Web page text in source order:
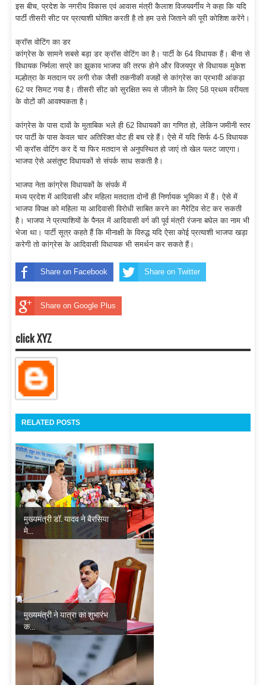
इस बीच, प्रदेश के नगरीय विकास एवं आवास मंत्री कैलाश विजयवर्गीय ने कहा कि यदि
पार्टी तीसरी सीट पर प्रत्याशी घोषित करती है तो हम उसे जिताने की पूरी कोशिश करेंगे।
क्रॉस वोटिंग का डर
कांग्रेस के सामने सबसे बड़ा डर क्रॉस वोटिंग का है। पार्टी के 64 विधायक हैं। बीना से
विधायक निर्मला सप्रे का झुकाव भाजपा की तरफ होने और विजयपुर से विधायक मुकेश
मल्होत्रा के मतदान पर लगी रोक जैसी तकनीकी वजहों से कांग्रेस का प्रभावी आंकड़ा
62 पर सिमट गया है। तीसरी सीट को सुरक्षित रूप से जीतने के लिए 58 प्रथम वरीयता
के वोटों की आवश्यकता है।
कांग्रेस के पास दावों के मुताबिक भले ही 62 विधायकों का गणित हो, लेकिन जमीनी स्तर
पर पार्टी के पास केवल चार अतिरिक्त वोट ही बच रहे हैं। ऐसे में यदि सिर्फ 4-5 विधायक
भी क्रॉस वोटिंग कर दें या फिर मतदान से अनुपस्थित हो जाएं तो खेल पलट जाएगा।
भाजपा ऐसे असंतुष्ट विधायकों से संपर्क साध सकती है।
भाजपा नेता कांग्रेस विधायकों के संपर्क में
मध्य प्रदेश में आदिवासी और महिला मतदाता दोनों ही निर्णायक भूमिका में हैं। ऐसे में
भाजपा विपक्ष को महिला या आदिवासी विरोधी साबित करने का नैरेटिव सेट कर सकती
है। भाजपा ने प्रत्याशियों के पैनल में आदिवासी वर्ग की पूर्व मंत्री रंजना बघेल का नाम भी
भेजा था। पार्टी सूत्र कहते हैं कि मीनाक्षी के विरुद्ध यदि ऐसा कोई प्रत्याशी भाजपा खड़ा
करेगी तो कांग्रेस के आदिवासी विधायक भी समर्थन कर सकते हैं।
Share on Facebook Share on Twitter
Share on Google Plus
click XYZ
RELATED POSTS
मुख्यमंत्री डॉ. यादव ने बैरसिया
मे...
मुख्यमंत्री ने यात्रा का शुभारंभ
क...